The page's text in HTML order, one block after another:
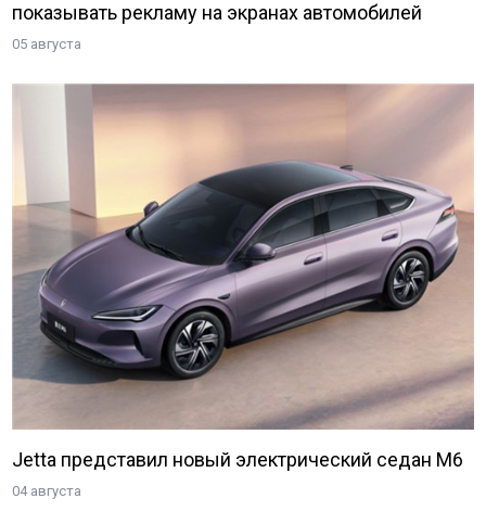
показывать рекламу на экранах автомобилей
05 августа
Jetta представил новый электрический седан M6
04 августа